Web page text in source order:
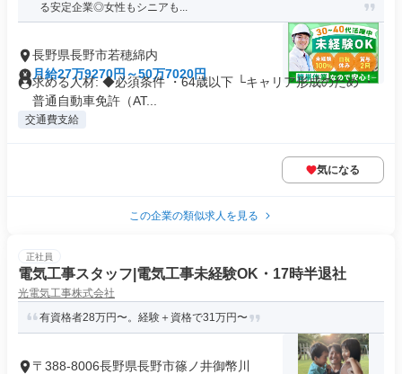
る安定企業◎女性もシニアも...
長野県長野市若穂綿内
月給27万9270円～50万7020円
求める人材: ◆必須条件 ・64歳以下 └キャリア形成のため ・
普通自動車免許（AT...
交通費支給
気になる
この企業の類似求人を見る
正社員
電気工事スタッフ|電気工事未経験OK・17時半退社
光電気工事株式会社
有資格者28万円〜。経験＋資格で31万円〜
〒388-8006長野県長野市篠ノ井御幣川